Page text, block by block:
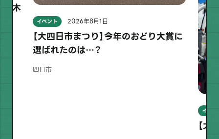
・木
イベント 2026年8月1日
【大四日市まつり】今年のおどり大賞に
選ばれたのは…？
四日市
イベ
【大